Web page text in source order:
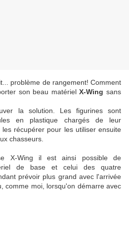
problème de rangement! Comment
son beau matérielX-Wing sans
la solution. Les figurines sont
en plastique chargés de leur
récupérer pour les utiliser ensuite
chasseurs.
X-Wing il est ainsi possible de
de base et celui des quatre
prévoir plus grand avec l'arrivée
comme moi, lorsqu'on démarre avec